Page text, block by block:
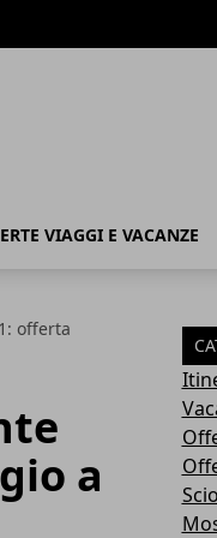
VIAGGI E VACANZE
offerta
a